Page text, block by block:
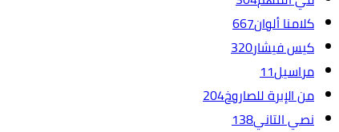
كلامنا ألوان667
كيس فيشار320
مراسيل11
من الإبرة للصاروخ204
نصي التاني138